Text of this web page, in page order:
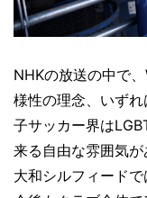
NHKの放送の中で
様性の理念、いず
子サッカー界は
来る自由な雰囲気が
大和シルフィードで